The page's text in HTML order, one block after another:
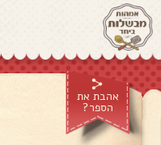
אהבת את
הספר?